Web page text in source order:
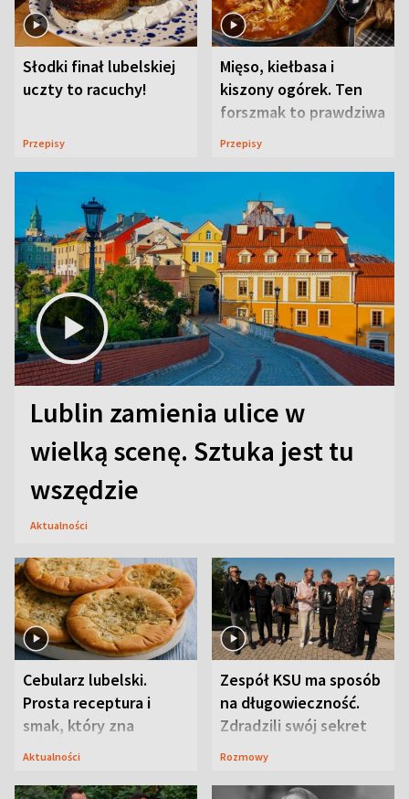
Słodki finał lubelskiej
uczty to racuchy!
Przepisy
Mięso, kiełbasa i
kiszony ogórek. Ten
forszmak to prawdziwa
uczta
Przepisy
Lublin zamienia ulice w
wielką scenę. Sztuka jest tu
wszędzie
Aktualności
Cebularz lubelski.
Prosta receptura i
smak, który zna
Lubelszczyzna
Aktualności
Zespół KSU ma sposób
na długowieczność.
Zdradzili swój sekret
Rozmowy